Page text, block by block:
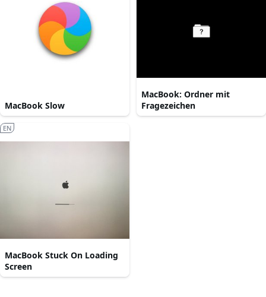
MacBook Slow
MacBook: Ordner mit
Fragezeichen
MacBook Stuck On Loading
Screen
EN